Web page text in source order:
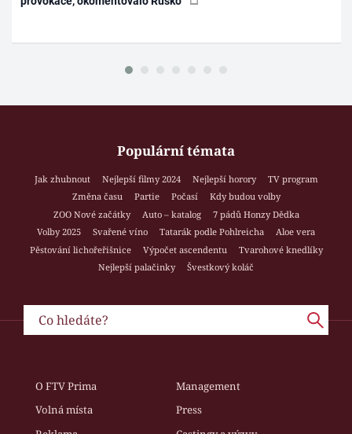
Populární témata
Jak zhubnout Nejlepší filmy 2024 Nejlepší horory
TV program
Změna času
Partie Počasí
Kdy budou volby
ZOO Nové začátky
Auto – katalog
7 pádů Honzy Dědka
Volby 2025
Svařené víno Tatarák podle Pohlreicha
Aloe vera
Pěstování lichořeřišnice
Výpočet ascendentu
Tvarohové knedlíky
Nejlepší palačinky
Švestkový koláč
O FTV Prima
Management
Volná místa
Press